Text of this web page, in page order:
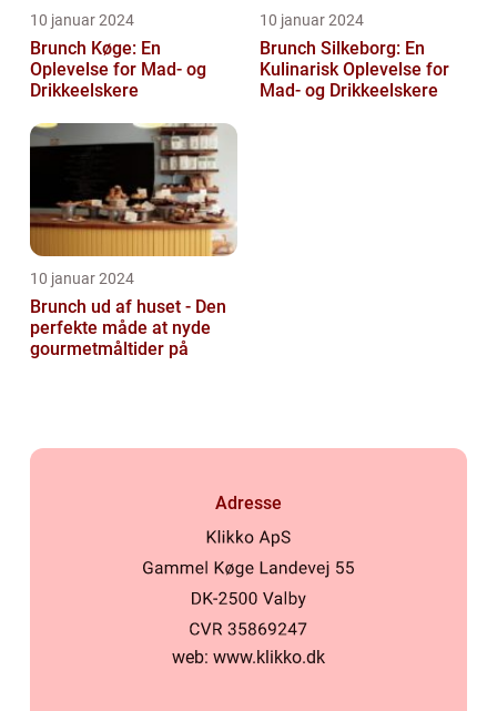
10 januar 2024
Brunch Køge: En
Oplevelse for Mad- og
Drikkeelskere
10 januar 2024
Brunch Silkeborg: En
Kulinarisk Oplevelse for
Mad- og Drikkeelskere
10 januar 2024
Brunch ud af huset - Den
perfekte måde at nyde
gourmetmåltider på
Adresse
web: www.klikko.dk